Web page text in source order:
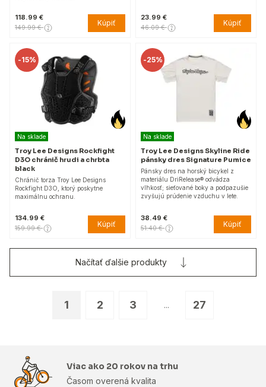
118.99 €
149.99 € Kúpiť
23.99 €
46.09 € Kúpiť
-15%
Na sklade
Troy Lee Designs Rockfight
D3O chránič hrudi a chrbta
black
Chránič torza Troy Lee Designs
Rockfight D3O, ktorý poskytne
maximálnu ochranu.
134.99 €
159.99 € Kúpiť
-25%
Na sklade
Troy Lee Designs Skyline Ride
pánsky dres Signature Pumice
Pánsky dres na horský bicykel z
materiálu DriRelease® odvádza
vlhkosť; sieťované boky a podpazušie
zvyšujú prúdenie vzduchu v lete.
38.49 €
51.40 € Kúpiť
1 2 3 ... 27
Načítať ďalšie produkty
Viac ako 20 rokov na trhu
Časom overená kvalita